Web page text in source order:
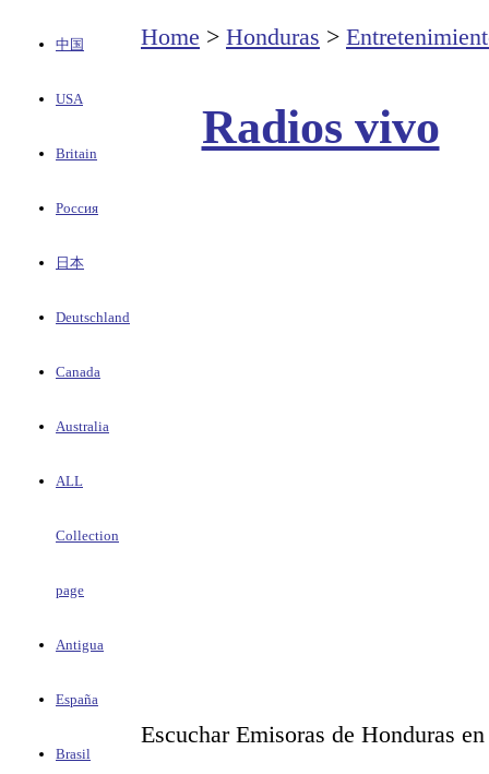
中国
USA
Britain
Россия
日本
Deutschland
Canada
Australia
ALL
Collection
page
Antigua
España
Brasil
Home > Honduras >
Radios vivo
Escuchar Emisoras de Honduras en